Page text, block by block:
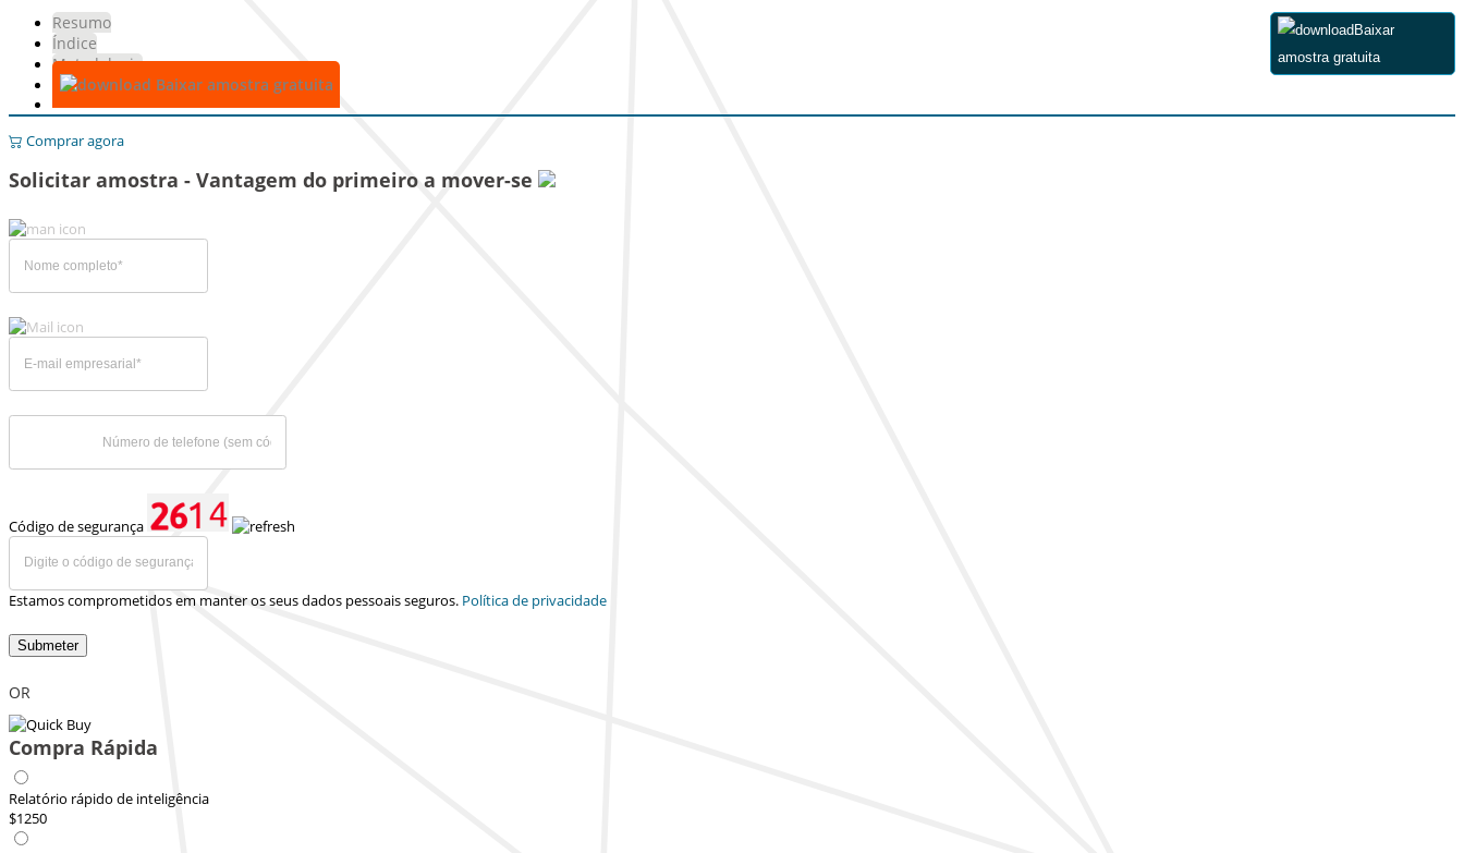
Resumo
Índice
Metodologia
Baixar amostra gratuita
Baixar
amostra gratuita
Comprar agora
Solicitar amostra - Vantagem do primeiro a mover-se
Código de segurança
Estamos comprometidos em manter os seus dados pessoais seguros. Política de privacidade
Submeter
OR
Compra Rápida
Relatório rápido de inteligência
$1250